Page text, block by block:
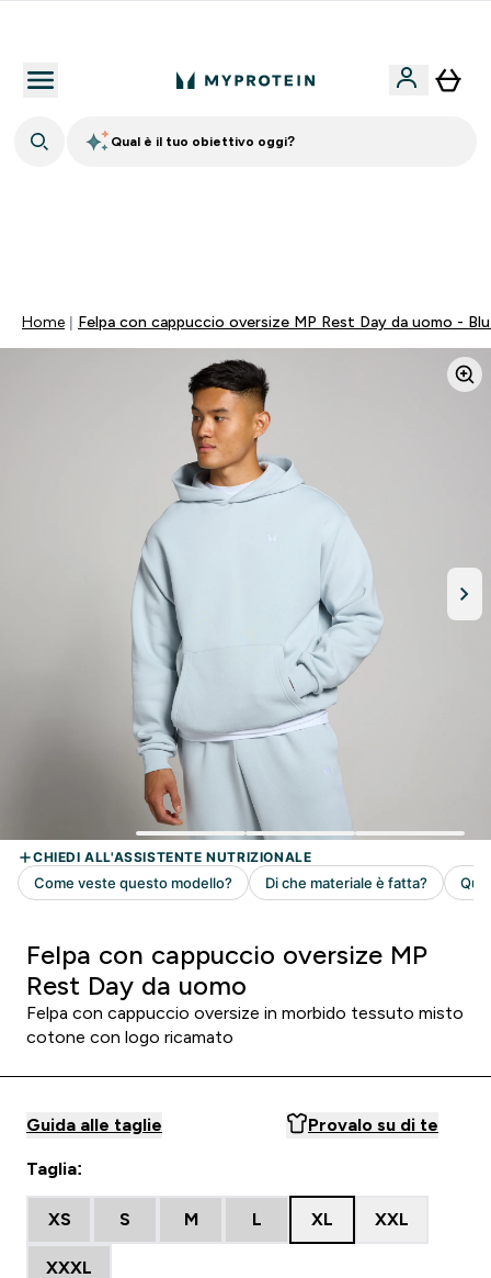
Qual è il tuo obiettivo oggi?
Home Felpa con cappuccio oversize MP Rest Day da uomo -
Felpa con cappuccio oversize MP
Rest Day da uomo
Felpa con cappuccio oversize in morbido tessuto misto
cotone con logo ricamato
Guida alle taglie Provalo su di te
Taglia:
XS S M L XL XXL
XXXL